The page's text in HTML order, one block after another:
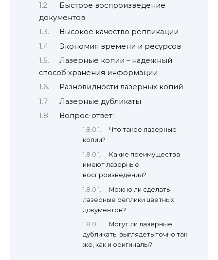
Быстрое воспроизведение
документов
Высокое качество репликации
Экономия времени и ресурсов
Лазерные копии – надежный
способ хранения информации
Разновидности лазерных копий
Лазерные дубликаты
Вопрос-ответ:
Что такое лазерные
копии?
Какие преимущества
имеют лазерные
воспроизведения?
Можно ли сделать
лазерные реплики цветных
документов?
Могут ли лазерные
дубликаты выглядеть точно так
же, как и оригиналы?